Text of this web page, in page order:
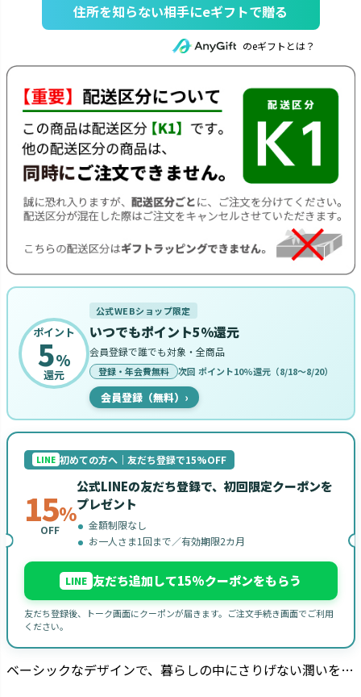
住所を知らない相手にeギフトで贈る
のeギフトとは？
ポイント
5%
還元
公式WEBショップ限定
いつでもポイント5%還元
会員登録で誰でも対象・全商品
登録・年会費無料 次回 ポイント10%還元（8/18〜8/20）
会員登録（無料） ›
LINE 初めての方へ｜友だち登録で15%OFF
15%
OFF
公式LINEの友だち登録で、初回限定クーポンを
プレゼント
金額制限なし
お一人さま1回まで／有効期限2カ月
LINE 友だち追加して15%クーポンをもらう
友だち登録後、トーク画面にクーポンが届きます。ご注文手続き画面でご利用
ください。
ベーシックなデザインで、暮らしの中にさりげない潤いを…